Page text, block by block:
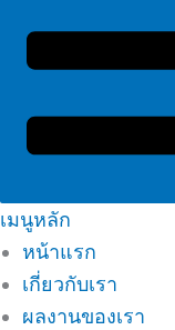
เมนูหลัก
หน้าแรก
เกี่ยวกับเรา
ผลงานของเรา